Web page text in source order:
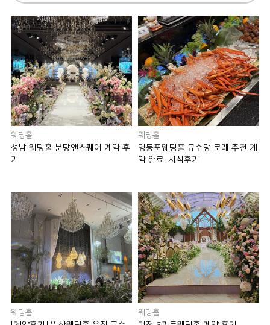
웨딩홀
성남 웨딩홀 분당앤스퀘어 계약 후
기
웨딩홀
영등포웨딩홀 규수당 문래 추천 계
약 완료, 시식후기
웨딩홀 웨딩홀